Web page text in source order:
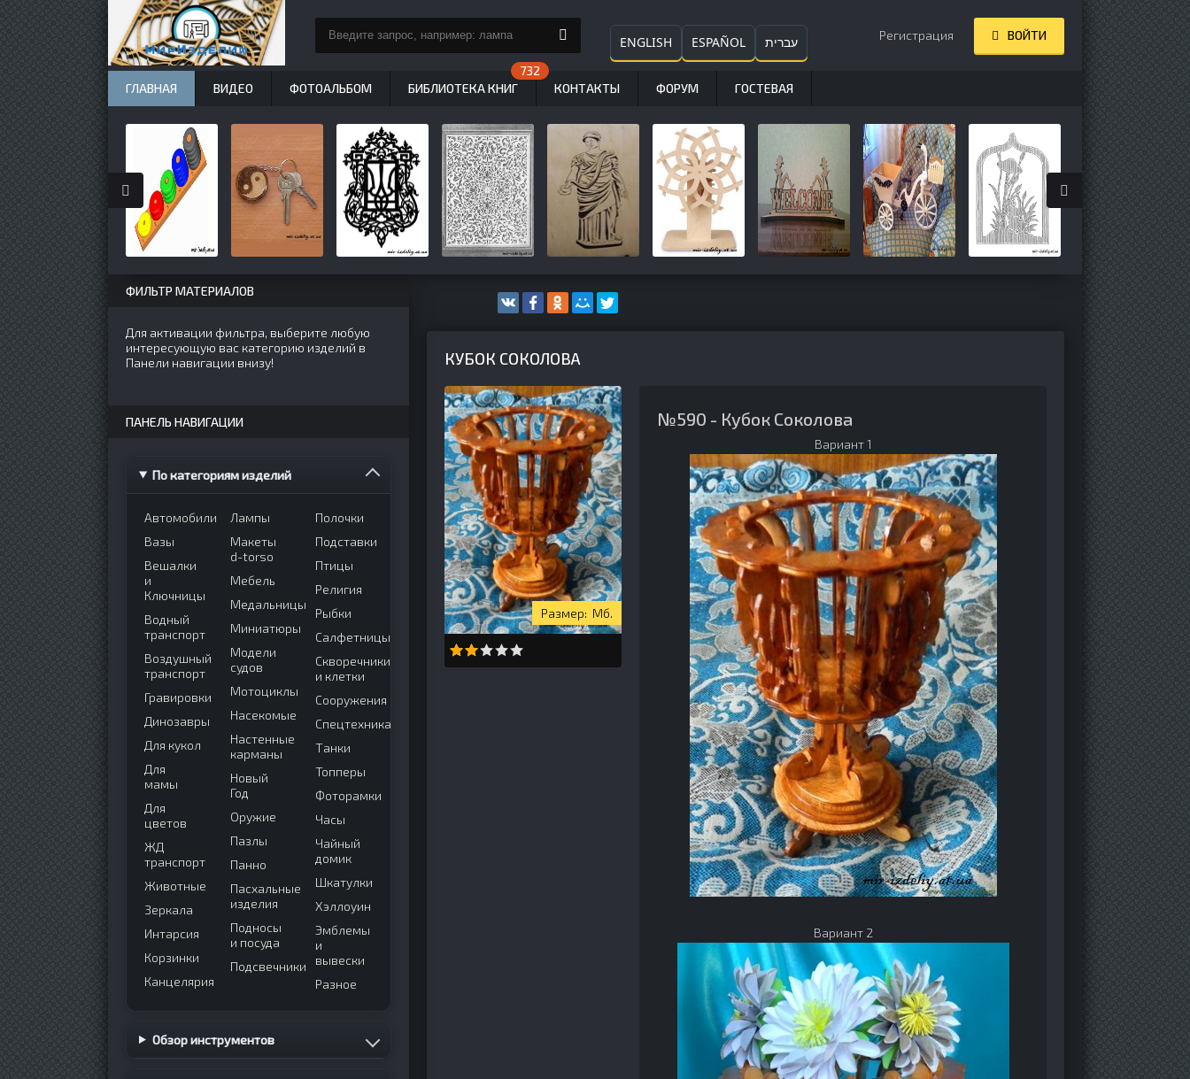
КУБОК СОКОЛОВА
Мб.
№590 - Кубок Соколова
Вариант 1
Вариант 2
ФИЛЬТР МАТЕРИАЛОВ
Для активации фильтра, выберите любую
интересующую вас категорию изделий в
Панели навигации внизу!
ПАНЕЛЬ НАВИГАЦИИ
По категориям изделий
Автомобили
Вазы
Вешалки
и
Ключницы
Водный
транспорт
Воздушный
транспорт
Гравировки
Динозавры
Для кукол
Для
мамы
Для
цветов
ЖД
транспорт
Животные
Зеркала
Интарсия
Корзинки
Канцелярия
Лампы
Макеты
d-torso
Мебель
Медальницы
Миниатюры
Модели
судов
Мотоциклы
Насекомые
Настенные
карманы
Новый
Год
Оружие
Пазлы
Панно
Пасхальные
изделия
Подносы
и посуда
Подсвечники
Полочки
Подставки
Птицы
Религия
Рыбки
Салфетницы
Скворечники
и клетки
Сооружения
Спецтехника
Танки
Топперы
Фоторамки
Часы
Чайный
домик
Шкатулки
Хэллоуин
Эмблемы
и
вывески
Разное
Обзор инструментов
ENGLISH ESPAÑOL עברית Регистрация ВОЙТИ
ГЛАВНАЯ ВИДЕО ФОТОАЛЬБОМ БИБЛИОТЕКА КНИГ КОНТАКТЫ ФОРУМ ГОСТЕВАЯ